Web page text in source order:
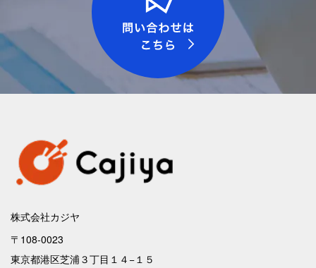
株式会社カジヤ
〒108-0023
東京都港区芝浦３丁目１４−１５